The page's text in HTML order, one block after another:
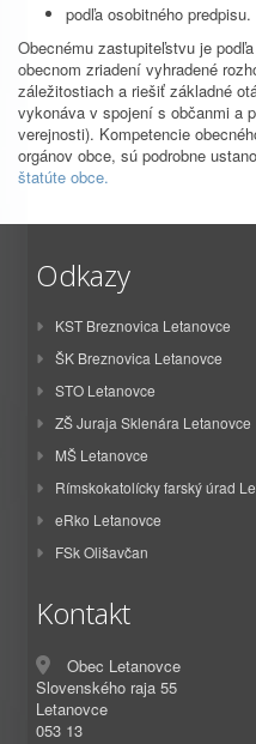
podľa osobitného predpisu.
Obecnému zastupiteľstvu je
obecnom zriadení vyhradené
záležitostiach a riešiť základné
vykonáva v spojení s občanmi a
verejnosti). Kompetencie
orgánov obce, sú podrobne
štatúte obce.
Odkazy
KST Breznovica Letanovce
ŠK Breznovica Letanovce
STO Letanovce
ZŠ Juraja Sklenára Letanovce
MŠ Letanovce
Rímskokatolícky farský úrad
eRko Letanovce
FSk Olišavčan
Kontakt
Obec Letanovce
Slovenského raja 55
Letanovce
053 13